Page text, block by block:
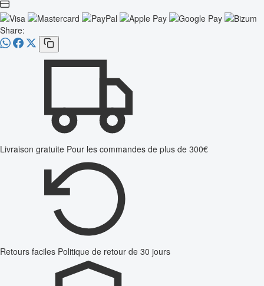
Share:
Livraison gratuite Pour les commandes de plus de 300€
Retours faciles Politique de retour de 30 jours